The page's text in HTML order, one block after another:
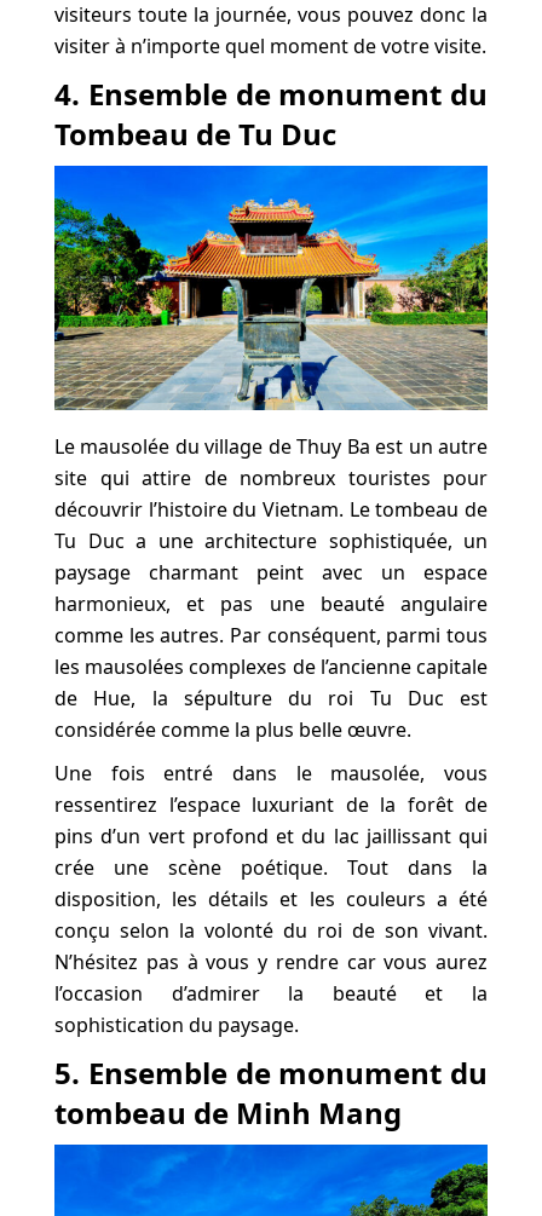
visiteurs toute la journée, vous pouvez donc la
visiter à n’importe quel moment de votre visite.
4. Ensemble de monument du
Tombeau de Tu Duc
Le mausolée du village de Thuy Ba est un autre
site qui attire de nombreux touristes pour
découvrir l’histoire du Vietnam. Le tombeau de
Tu Duc a une architecture sophistiquée, un
paysage charmant peint avec un espace
harmonieux, et pas une beauté angulaire
comme les autres. Par conséquent, parmi tous
les mausolées complexes de l’ancienne capitale
de Hue, la sépulture du roi Tu Duc est
considérée comme la plus belle œuvre.
Une fois entré dans le mausolée, vous
ressentirez l’espace luxuriant de la forêt de
pins d’un vert profond et du lac jaillissant qui
crée une scène poétique. Tout dans la
disposition, les détails et les couleurs a été
conçu selon la volonté du roi de son vivant.
N’hésitez pas à vous y rendre car vous aurez
l’occasion d’admirer la beauté et la
sophistication du paysage.
5. Ensemble de monument du
tombeau de Minh Mang